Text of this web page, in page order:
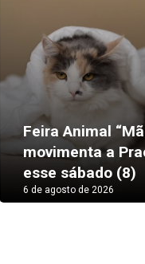
Feira Animal
movimenta a
esse sábado (8)
6 de agosto de 2026